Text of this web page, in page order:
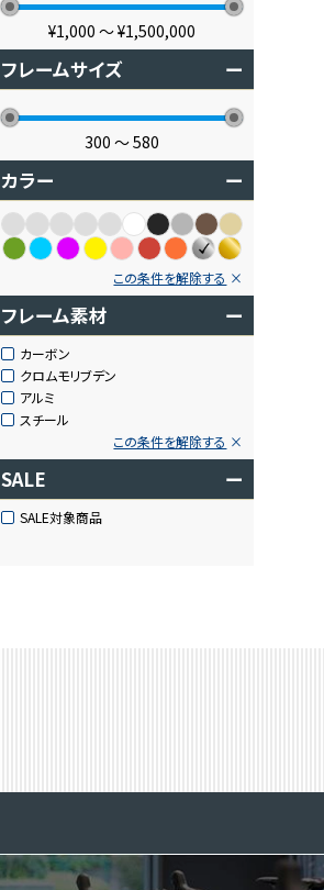
¥1,000 〜¥1,500,000
フレームサイズ ー
300 〜580
カラー ー
この条件を解除する
フレーム素材 ー
カーボン
クロムモリブデン
アルミ
スチール
この条件を解除する
SALE ー
SALE対象商品